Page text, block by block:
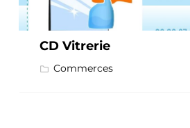
CD Vitrerie
Commerces